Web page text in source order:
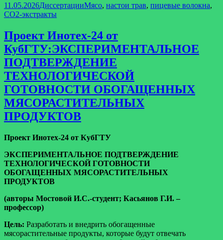
Опубликовано
11.05.2026Рубрики
ДиссертацииМетки
Мясо, настои трав, пицевые волокна,
СО2-экстракты
Проект Инотех-24 от
КубГТУ:ЭКСПЕРИМЕНТАЛЬНОЕ
ПОДТВЕРЖДЕНИЕ
ТЕХНОЛОГИЧЕСКОЙ
ГОТОВНОСТИ ОБОГАЩЕННЫХ
МЯСОРАСТИТЕЛЬНЫХ
ПРОДУКТОВ
Проект Инотех-24 от КубГТУ
ЭКСПЕРИМЕНТАЛЬНОЕ ПОДТВЕРЖДЕНИЕ
ТЕХНОЛОГИЧЕСКОЙ ГОТОВНОСТИ
ОБОГАЩЕННЫХ МЯСОРАСТИТЕЛЬНЫХ
ПРОДУКТОВ
(авторы Мостовой И.С.-студент; Касьянов Г.И. –
профессор)
Цель: Разработать и внедрить обогащенные
мясорастительные продукты, которые будут отвечать